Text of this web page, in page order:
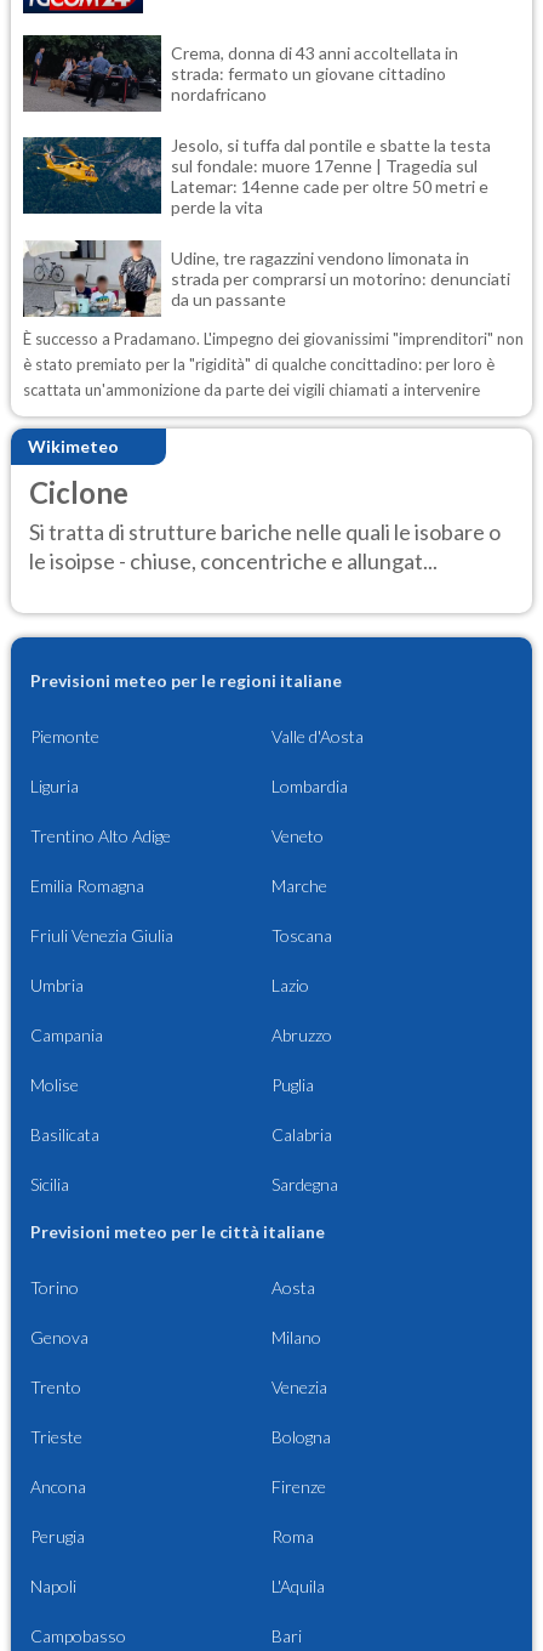
Crema, donna di 43 anni accoltellata in
strada: fermato un giovane cittadino
nordafricano
Jesolo, si tuffa dal pontile e sbatte la testa
sul fondale: muore 17enne | Tragedia sul
Latemar: 14enne cade per oltre 50 metri e
perde la vita
Udine, tre ragazzini vendono limonata in
strada per comprarsi un motorino: denunciati
da un passante
È successo a Pradamano. L'impegno dei giovanissimi "imprenditori" non
è stato premiato per la "rigidità" di qualche concittadino: per loro è
scattata un'ammonizione da parte dei vigili chiamati a intervenire
Wikimeteo
Ciclone
Si tratta di strutture bariche nelle quali le isobare o
le isoipse - chiuse, concentriche e allungat...
Previsioni meteo per le regioni italiane
Piemonte Valle d'Aosta
Liguria Lombardia
Trentino Alto Adige Veneto
Emilia Romagna Marche
Friuli Venezia Giulia Toscana
Umbria Lazio
Campania Abruzzo
Molise Puglia
Basilicata Calabria
Sicilia Sardegna
Previsioni meteo per le città italiane
Torino Aosta
Genova Milano
Trento Venezia
Trieste Bologna
Ancona Firenze
Perugia Roma
Napoli L'Aquila
Campobasso Bari